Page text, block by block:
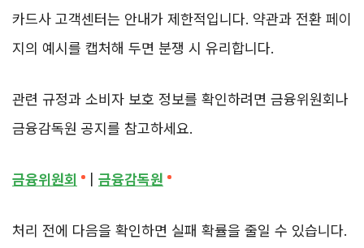
카드사 고객센터는 안내가 제한적입니다. 약관과 전환 페이
지의 예시를 캡처해 두면 분쟁 시 유리합니다.
관련 규정과 소비자 보호 정보를 확인하려면 금융위원회나
금융감독원 공지를 참고하세요.
금융위원회 금융감독원
처리 전에 다음을 확인하면 실패 확률을 줄일 수 있습니다.